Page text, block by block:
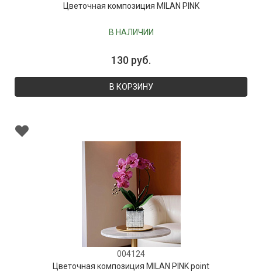
Цветочная композиция MILAN PINK
В НАЛИЧИИ
130 руб.
В КОРЗИНУ
004124
Цветочная композиция MILAN PINK point